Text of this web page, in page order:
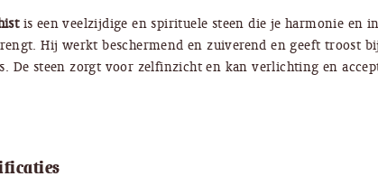
is een veelzijdige en spirituele steen die je harmonie en
Hij werkt beschermend en zuiverend en geeft troost
De steen zorgt voor zelfinzicht en kan verlichting en